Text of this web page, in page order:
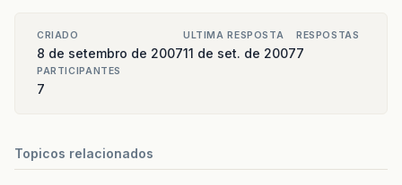
CRIADO
8 de setembro de 2007
ULTIMA RESPOSTA
11 de set. de 2007
RESPOSTAS
7
PARTICIPANTES
7
Topicos relacionados